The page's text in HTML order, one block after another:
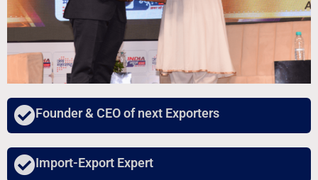
Founder & CEO of next Exporters
Import-Export Expert